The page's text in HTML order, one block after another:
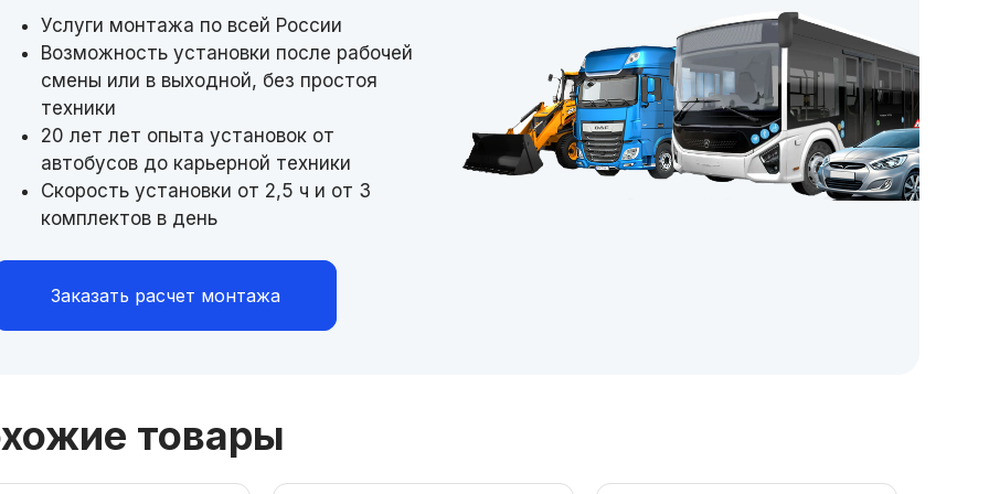
Услуги монтажа по всей России
Возможность установки после рабочей
смены или в выходной, без простоя
техники
20 лет лет опыта установок от
автобусов до карьерной техники
Скорость установки от 2,5 ч и от 3
комплектов в день
Заказать расчет монтажа
товары